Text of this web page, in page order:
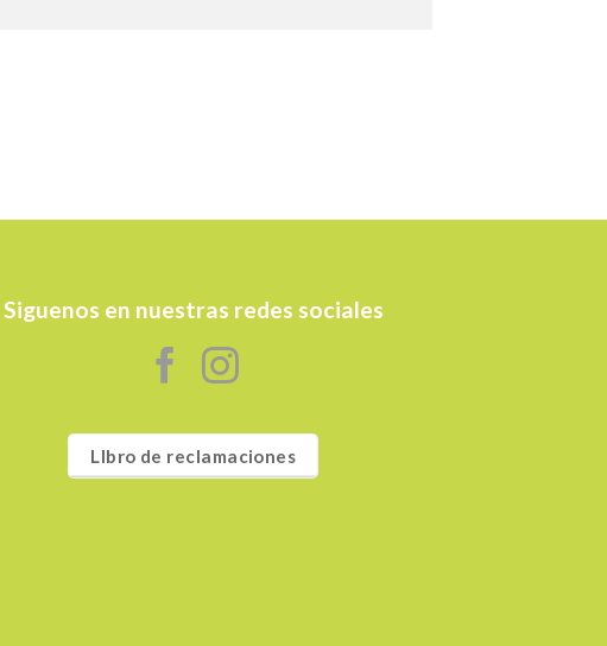
Siguenos en nuestras redes sociales
LIbro de reclamaciones